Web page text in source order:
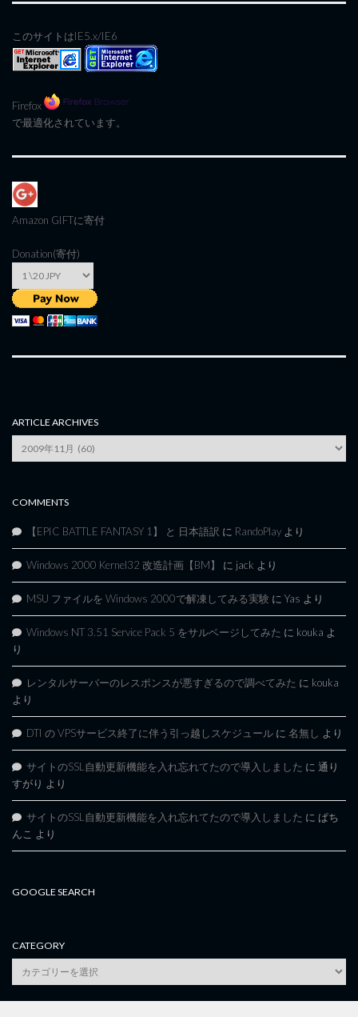
このサイトはIE5.x/IE6
Firefox
で最適化されています。
Amazon GIFTに寄付
Donation(寄付)
ARTICLE ARCHIVES
Article
Archives
COMMENTS
【EPIC BATTLE FANTASY 1】 と 日本語訳 に RandoPlay より
Windows 2000 Kernel32 改造計画【BM】 に jack より
MSU ファイルを Windows 2000で解凍してみる実験 に Yas より
Windows NT 3.51 Service Pack 5 をサルベージしてみた に kouka よ
り
レンタルサーバーのレスポンスが悪すぎるので調べてみた に kouka
より
DTI の VPSサービス終了に伴う引っ越しスケジュール に 名無し より
サイトのSSL自動更新機能を入れ忘れてたので導入しました に 通り
すがり より
サイトのSSL自動更新機能を入れ忘れてたので導入しました に ぱち
んこ より
GOOGLE SEARCH
CATEGORY
category